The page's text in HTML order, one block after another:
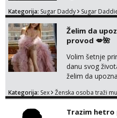
kosu - se
dostupna
obitelj) - vodiš
zaštitu Ne
paro...
Kategorija: Sugar Daddy Sugar
Želim da
provod 💋🌺
Volim šetnje
danu svog
želim da
na link ispod i
Kategorija: Sex Ženska osoba traži
Trazim hetro